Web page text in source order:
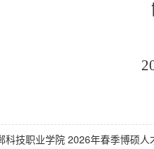
科技职业学院 2026年春季博硕人